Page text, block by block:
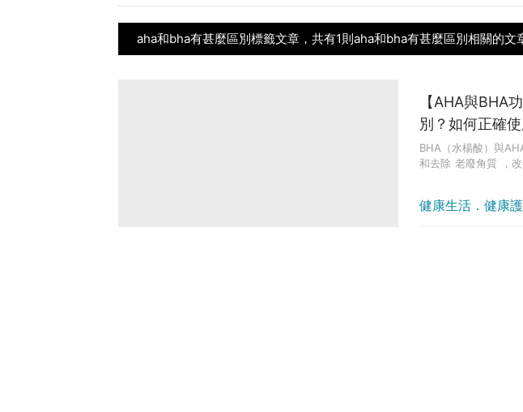
aha和bha有甚麼區別標籤文章，共有1則aha和bha有甚麼區別相關的文
健康生活．健康
【AHA與BHA
別？如何正確
使用指南分享
BHA（水楊酸）與
和去除 老廢角質 ，